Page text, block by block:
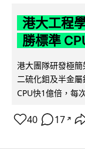
港大工程
勝標準
港大團隊研發極
二硫化鉬及半金
CPU快1億倍，每
40 17 ↗